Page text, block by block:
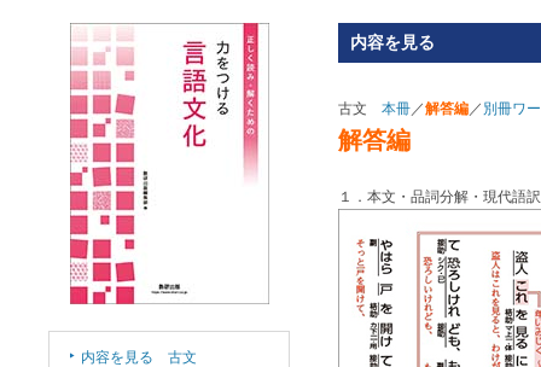
内容を見る
古文 本冊／解答編／ 別冊ワ
解答編
１．本文・品詞分解・現代語
内容を見る 古文